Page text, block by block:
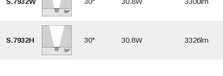
S.7932H 30° 30.8W 3326lm